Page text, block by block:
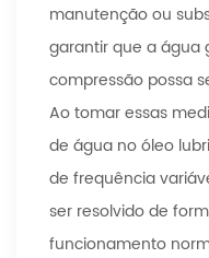
manutenção ou
garantir que a água
compressão possa
Ao tomar essas
de água no óleo
de frequência
ser resolvido de
funcionamento